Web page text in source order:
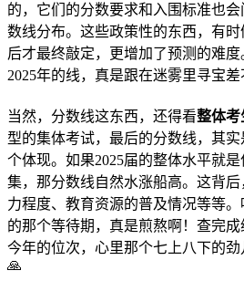
的，它们的分数要求和入围标准也
数线分布。这些政策性的东西，有
后才最终敲定，更增加了预测的难
2025年的线，真是跟在迷雾里寻宝
当然，分数线这东西，还得看整体考
型的集体考试，最后的分数线，其
个体现。如果2025届的整体水平就
集，那分数线自然水涨船高。这背
力程度、教育资源的普及情况等等
的那个等待期，真是煎熬啊！查完
今年的位次，心里那个七上八下的劲
🙏